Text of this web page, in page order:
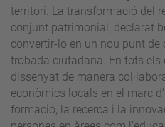
territori. La transformació del
conjunt patrimonial, declarat
convertir-lo en un nou punt
trobada ciutadana. En tots els
dissenyat de manera
econòmics locals en el marc
formació, la recerca i la